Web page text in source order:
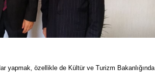
yapmak, özellikle de Kültür ve Turizm Bakanlığında